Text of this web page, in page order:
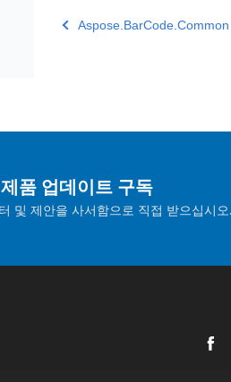
Aspose.BarCode.Common
품 업데이트 구독
및 제안을 사서함으로 직접 받으십시오.